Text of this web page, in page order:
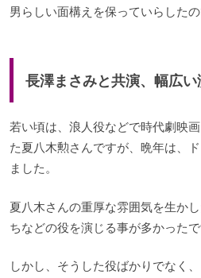
男らしい面構えを保っていらしたの
長澤まさみと共演、幅広
若い頃は、浪人役などで時代劇映
た夏八木勲さんですが、晩年は、
ました。
夏八木さんの重厚な雰囲気を生か
ちなどの役を演じる事が多かったで
しかし、そうした役ばかりでなく